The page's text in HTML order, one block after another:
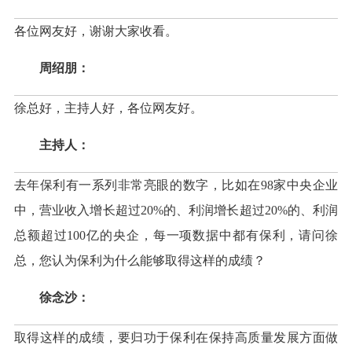
各位网友好，谢谢大家收看。
周绍朋：
徐总好，主持人好，各位网友好。
主持人：
去年保利有一系列非常亮眼的数字，比如在98家中央企业
中，营业收入增长超过20%的、利润增长超过20%的、利润
总额超过100亿的央企，每一项数据中都有保利，请问徐
总，您认为保利为什么能够取得这样的成绩？
徐念沙：
取得这样的成绩，要归功于保利在保持高质量发展方面做